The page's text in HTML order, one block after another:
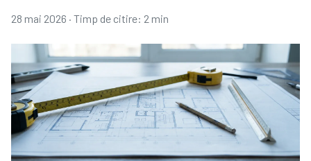
28 mai 2026 · Timp de citire: 2 min